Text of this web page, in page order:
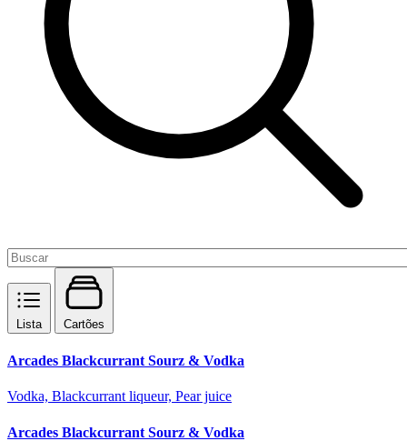
Lista Cartões
Arcades Blackcurrant Sourz & Vodka
Vodka, Blackcurrant liqueur, Pear juice
Arcades Blackcurrant Sourz & Vodka